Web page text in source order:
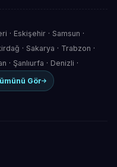
· Eskişehir· Samsun ·
· Sakarya · Trabzon ·
· Şanlıurfa · Denizli ·
Gör